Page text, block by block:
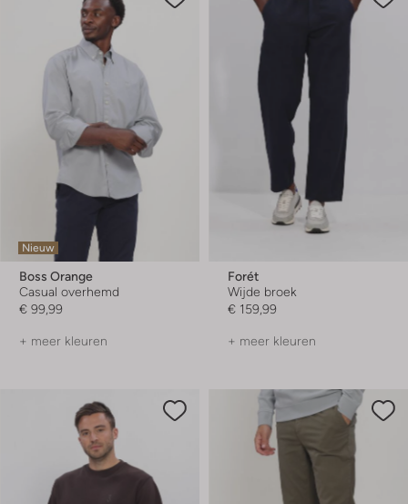
Nieuw
Boss Orange
Casual overhemd
€ 99,99
+ meer kleuren
Forét
Wijde broek
€ 159,99
+ meer kleuren